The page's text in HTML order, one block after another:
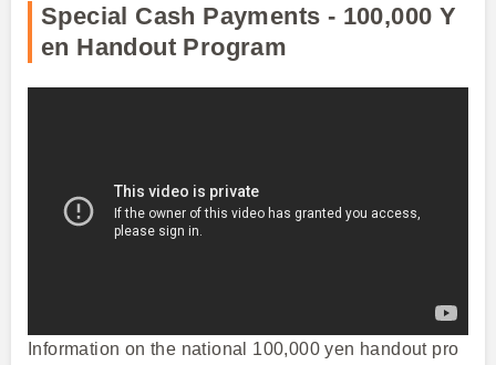
Special Cash Payments - 100,000 Y
en Handout Program
Information on the national 100,000 yen handout pro